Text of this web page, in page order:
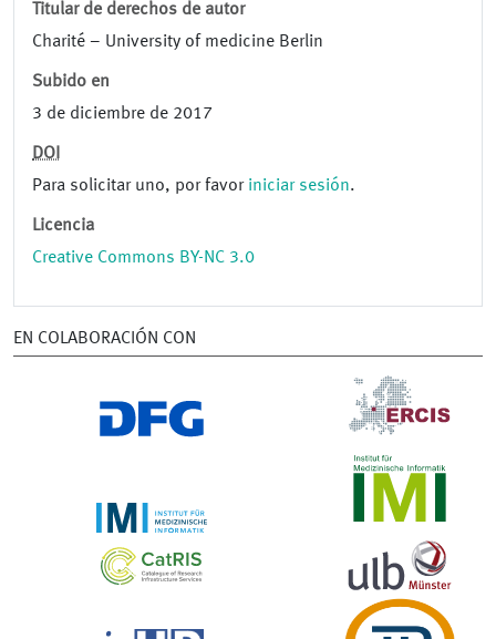
Titular de derechos de autor
Charité – University of medicine Berlin
Subido en
3 de diciembre de 2017
DOI
Para solicitar uno, por favor iniciar sesión.
Licencia
Creative Commons BY-NC 3.0
EN COLABORACIÓN CON